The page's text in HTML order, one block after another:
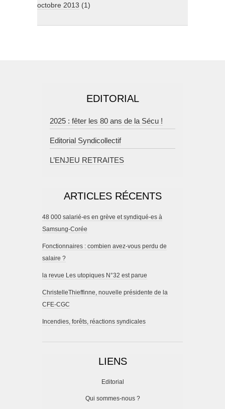
octobre 2013 (1)
EDITORIAL
2025 : fêter les 80 ans de la Sécu !
Editorial Syndicollectif
L’ENJEU RETRAITES
ARTICLES RÉCENTS
48 000 salarié-es en grève et syndiqué-es à
Samsung-Corée
Fonctionnaires : combien avez-vous perdu de
salaire ?
la revue Les utopiques N°32 est parue
ChristelleThieffinne, nouvelle présidente de la
CFE-CGC
Incendies, forêts, réactions syndicales
LIENS
Editorial
Qui sommes-nous ?